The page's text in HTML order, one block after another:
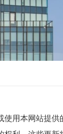
用本网站提